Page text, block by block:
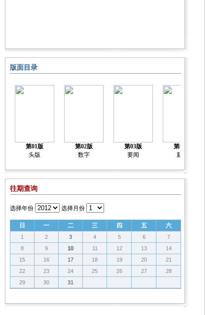
版面目录
第01版
头版
第02版
数字
第03版
要闻
第04版
新闻
往期查询
选择年份 选择月份
日 一 二 三 四 五 六
1 2 3 4 5 6
7
8
9 10 11 12 13
14
15
16 17 18 19 20
21
22
23 24 25 26 27
28
29
30 31